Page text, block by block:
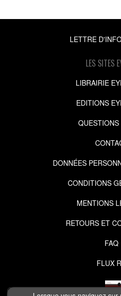
LETTRE
LES SITES
LIBRAIRIE
EDITIONS
QUESTIONS
DONNÉES
CONDITIONS
MENTIONS
RETOURS ET
FAQ
FLUX